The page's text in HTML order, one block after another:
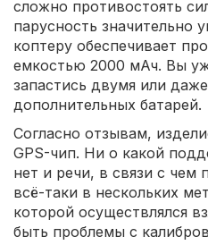
сложно противостоять
парусность значительно
коптеру обеспечивает
емкостью 2000 мАч. Вы
запастись двумя или
дополнительных батарей.
Согласно отзывам,
GPS-чип. Ни о какой
нет и речи, в связи с чем
всё-таки в нескольких
которой осуществлялся
быть проблемы с